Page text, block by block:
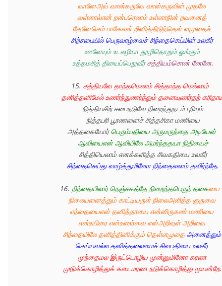
வானேஅவ் வான்கருவே வான்கருவின் முதலே
வள்ளால்என் றன்பரெலாம் உள்ளாநின் றவனைத்
தேனேசெம் பாகேஎன் றினித்திடுந்தெள் ளமுதைச்
சிற்சபையில் பெருவாழ்வைச் சிந்தைசெய்மின் உலகீர்
ஊனேயும் உடலழியா தூழிதொறும் ஓங்கும்
உத்தமசித் தியைப்பெறுவீர் சத்தியம்சொன் னேனே.
15. சத்தியவே தாந்தமெலாம் சித்தாந்த மெல்லாம்
தனித்தனிமேல் உணர்ந்துணர்ந்தும் தனையுணர்தற்
  நித்தியசிற் சபைநடுவே நிறைந்துநடம் புரியும்
  நித்தபரி பூரணனைச் சித்தசிகா மணியை
  அத்தகையோர்
பெரும்பதியை அருமருந்தை அடியேன்
ஆவியைஎன் ஆவியிலே அமர்ந்ததயா நிதியைச்
  சித்தியெலாம் எனக்களித்த சிவகதியை உலகீர்
சிந்தைசெய்து வாழ்த்துமினோ நிந்தைஎலாம் தவிர்ந்தே.
16. நிந்தையிலார் நெஞ்சகத்தே நிறைந்தபெருந் தகையை
நிலையனைத்தும் காட்டியருள் நிலைஅளித்த குருவை
எந்தையைஎன் தனித்தாயை என்னிருகண் மணியை
என்உயிரை என்உணர்வை என்அறிவுள் அறிவை
சிந்தையிலே தனித்தினிக்கும் தெள்ளமுதை
செய்யவல்ல தனித்தலைமைச் சிவபதியை உலகீர்
முந்தைமல இருட்டொழிய முன்னுமினோ கரண
முடுக்கொழித்துக் கடைமரண நடுக்கொழித்து முயன்றே.